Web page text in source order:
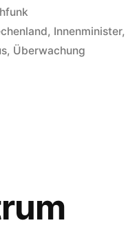
, Innenminister,
, Überwachung